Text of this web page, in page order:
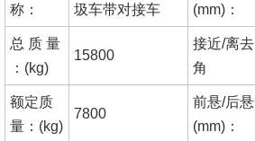
称：
圾车带对接车
(mm)：
总 质 量
：(kg)
15800
接近/离去
角
额定质
量：(kg)
7800
前悬/后悬
(mm)：